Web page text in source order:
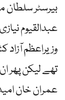
بیرسٹر سلطان
عبدالقیوم
وزیراعظم
تھے لیکن پھر
عمران خان